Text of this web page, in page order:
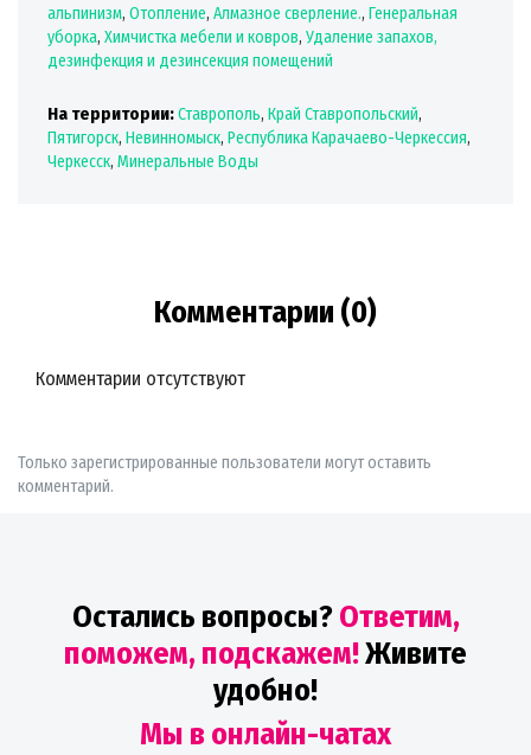
альпинизм, Отопление, Алмазное сверление., Генеральная
уборка, Химчистка мебели и ковров, Удаление запахов,
дезинфекция и дезинсекция помещений
На территории:Ставрополь, Край Ставропольский,
Пятигорск, Невинномыск, Республика Карачаево-Черкессия,
Черкесск, Минеральные Воды
Комментарии (0)
Комментарии отсутствуют
Только зарегистрированные пользователи могут оставить
комментарий.
Остались вопросы?Ответим,
поможем, подскажем!Живите
удобно!
Мы в онлайн-чатах